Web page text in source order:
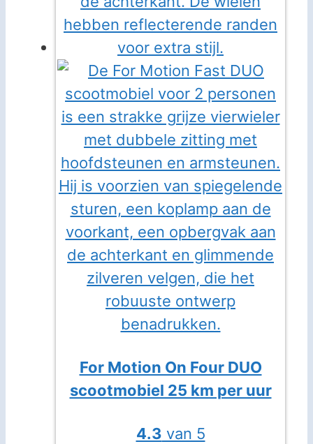
For Motion On Four DUO
scootmobiel 25 km per uur
4.3 van 5